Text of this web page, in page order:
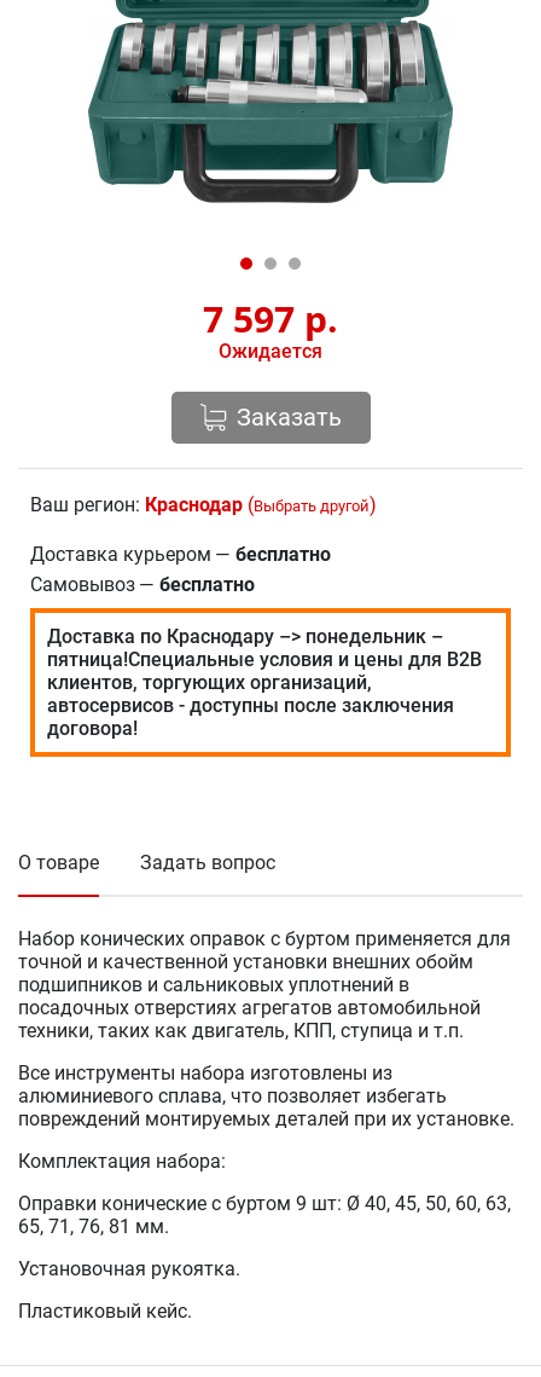
7 597 р.
Ожидается
Заказать
Ваш регион: Краснодар (Выбрать другой)
Доставка курьером — бесплатно
Самовывоз — бесплатно
Доставка по Краснодару –> понедельник –
пятница!Специальные условия и цены для В2В
клиентов, торгующих организаций,
автосервисов - доступны после заключения
договора!
О товаре Задать вопрос
Набор конических оправок с буртом применяется для
точной и качественной установки внешних обойм
подшипников и сальниковых уплотнений в
посадочных отверстиях агрегатов автомобильной
техники, таких как двигатель, КПП, ступица и т.п.
Все инструменты набора изготовлены из
алюминиевого сплава, что позволяет избегать
повреждений монтируемых деталей при их установке.
Комплектация набора:
Оправки конические с буртом 9 шт: Ø 40, 45, 50, 60, 63,
65, 71, 76, 81 мм.
Установочная рукоятка.
Пластиковый кейс.